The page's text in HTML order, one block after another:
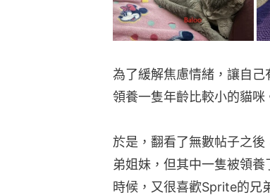
為了緩解焦慮情緒，讓自
領養一隻年齡比較小的貓咪
於是，翻看了無數帖子之
弟姐妹，但其中一隻被領
時候，又很喜歡Sprite的兄